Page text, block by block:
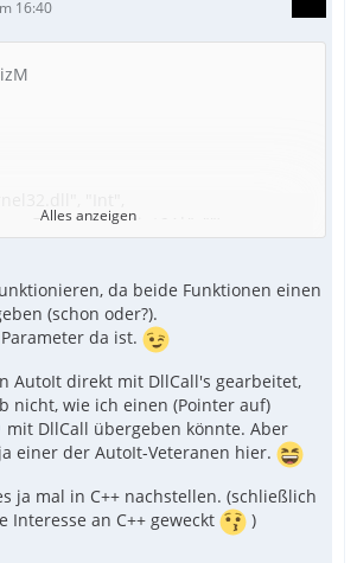
16:40
"int64*", "")
"int64*", "")
- $S[1]) / $F[1])
Alles anzeigen
da beide Funktionen einen
(schon oder?).
da ist.
AutoIt direkt mit DllCall's gearbeitet,
nicht, wie ich einen (Pointer auf)
mit DllCall übergeben könnte. Aber
einer der AutoIt-Veteranen hier.
ja mal in C++ nachstellen. (schließlich
Interesse an C++ geweckt
)